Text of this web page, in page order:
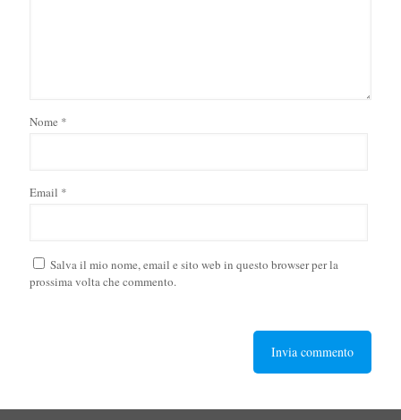
Nome *
Email *
Salva il mio nome, email e sito web in questo browser per la
prossima volta che commento.